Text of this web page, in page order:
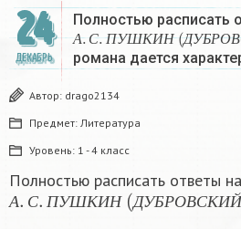
24
ДЕКАБРЬ
Полностью расписать
А С П У Ш КИ Н
А.С.ПУШКИН
Д УБР ОВ
(ДУБРО
романа дается
Автор: drago2134
Предмет: Литература
Уровень: 1 - 4 класс
Полностью расписать ответы
А С П УШКИН
А.С.ПУШКИН
Д У Б Р О В С КИ Й
(ДУБРОВСК ИЙ